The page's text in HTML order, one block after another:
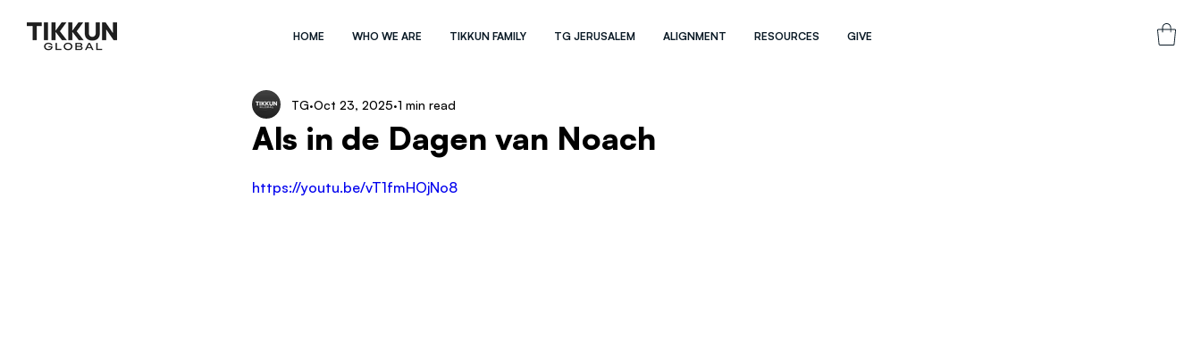
HOME WHO WE ARE TIKKUN FAMILY TG JERUSALEM ALIGNMENT RESOURCES GIVE
Als in de Dagen van Noach
TG Oct 23, 2025 1 min read
https://youtu.be/vT1fmHOjNo8